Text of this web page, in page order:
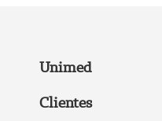
Unimed
Clientes